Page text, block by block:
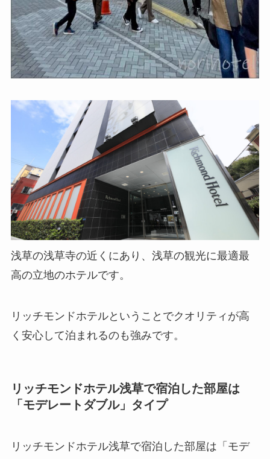
浅草の浅草寺の近くにあり、浅草の観光に最適最
高の立地のホテルです。
リッチモンドホテルということでクオリティが高
く安心して泊まれるのも強みです。
リッチモンドホテル浅草で宿泊した部屋は
「モデレートダブル」タイプ
リッチモンドホテル浅草で宿泊した部屋は「モデ